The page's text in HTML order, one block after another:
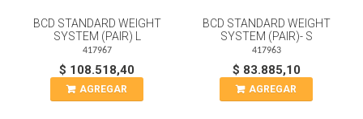
BCD STANDARD WEIGHT
SYSTEM (PAIR) L
417967
$ 108.518,40
AGREGAR
BCD STANDARD WEIGHT
SYSTEM (PAIR)- S
417963
$ 83.885,10
AGREGAR